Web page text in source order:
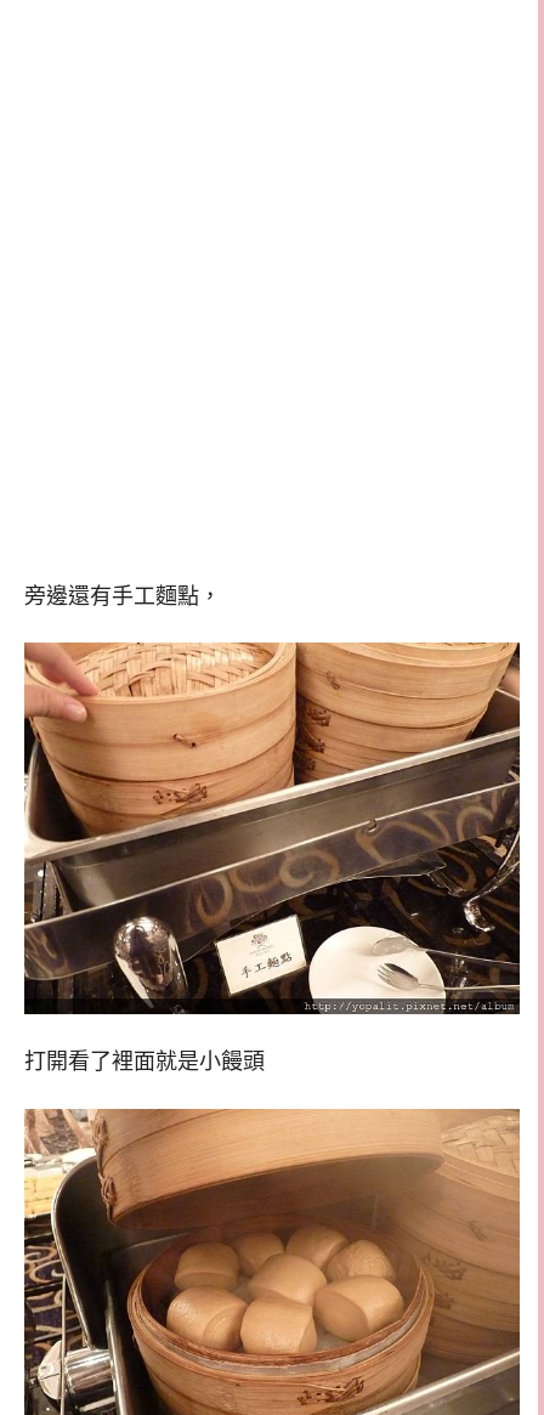
旁邊還有手工麵點，
打開看了裡面就是小饅頭